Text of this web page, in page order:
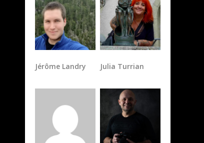
Jérôme Landry Julia Turrian